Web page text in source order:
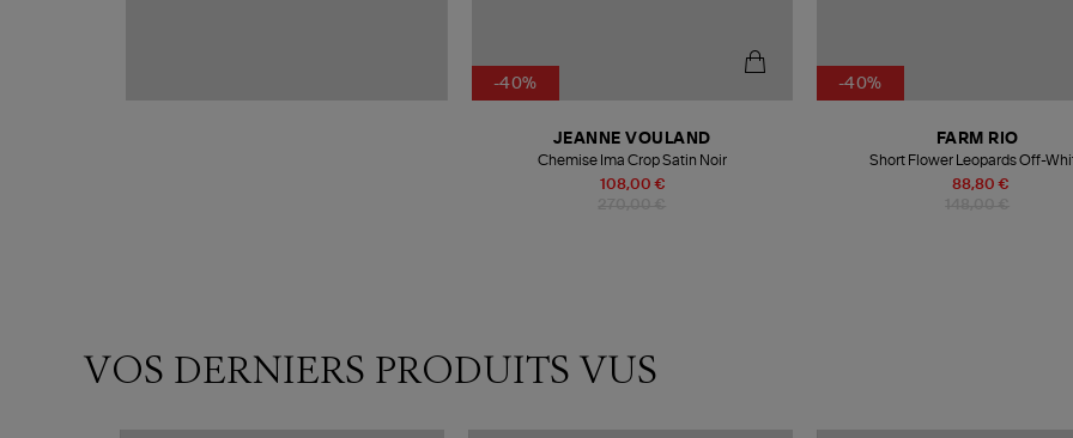
-40%
108,00 €
JEANNE VOULAND
Chemise Ima Crop Satin Noir
-40%
88,80 €
FARM RIO
Short Flower Leopards Off-
VOS DERNIERS PRODUITS VUS